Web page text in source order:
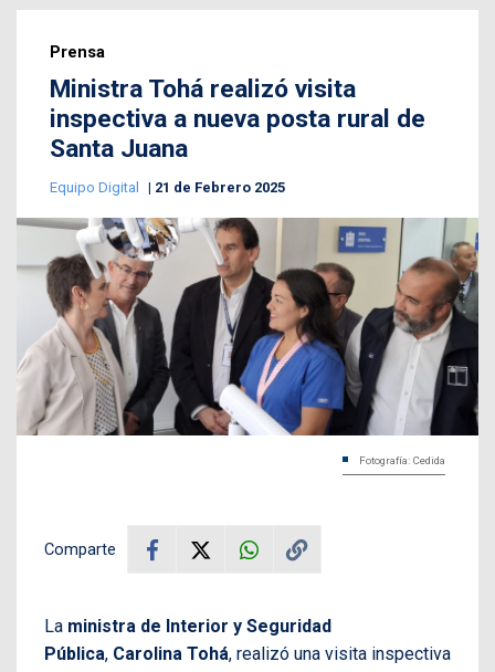
Prensa
Ministra Tohá realizó visita
inspectiva a nueva posta rural de
Santa Juana
Equipo Digital 21 de Febrero 2025
Fotografía: Cedida
Comparte
La ministra de Interior y Seguridad
Pública, Carolina Tohá, realizó una visita inspectiva